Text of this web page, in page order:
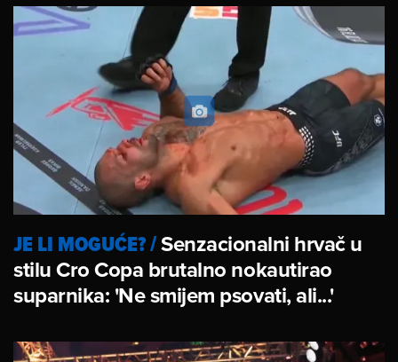
JE LI MOGUĆE?/Senzacionalni hrvač u
stilu Cro Copa brutalno nokautirao
suparnika: 'Ne smijem psovati, ali...'